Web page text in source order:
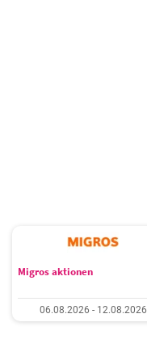
Migros aktionen
06.08.2026 - 12.08.2026